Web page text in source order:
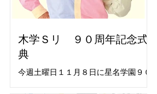
木学Ｓリ ９０周年記念式
典
今週土曜日１１月８日に星名学園９０